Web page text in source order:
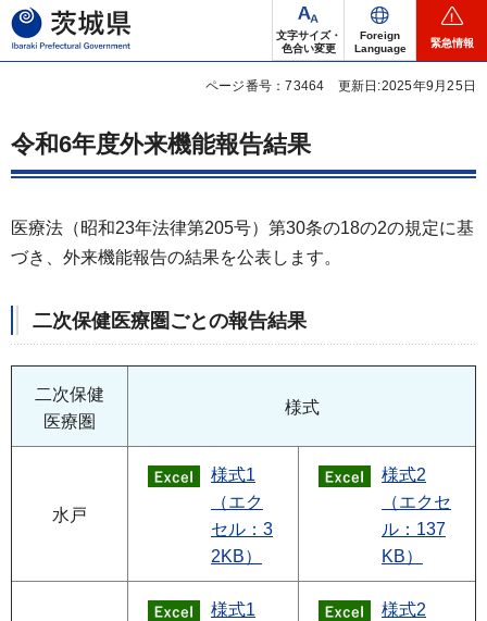
茨城県
文字サイズ・
色合い変更
Foreign
Language
緊急情報
ページ番号：73464 更新日:2025年9月25日
令和6年度外来機能報告結果
医療法（昭和23年法律第205号）第30条の18の2の規定に基
づき、外来機能報告の結果を公表します。
二次保健医療圏ごとの報告結果
二次保健
医療圏
様式
水戸
様式1
（エク
セル：3
2KB）
様式2
（エクセ
ル：137
KB）
様式1
様式2